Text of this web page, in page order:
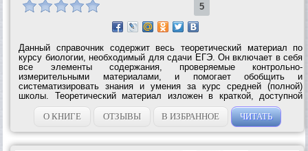
5
Данный справочник содержит весь теоретический материал по
курсу биологии, необходимый для сдачи ЕГЭ. Он включает в себя
все элементы содержания, проверяемые контрольно-
измерительными материалами, и помогает обобщить и
систематизировать знания и умения за курс средней (полной)
школы. Теоретический материал изложен в краткой, доступной
форме. Каждый раздел сопровождается примерами тестовых
заданий, позволяющими проверить свои...
О КНИГЕ ОТЗЫВЫ В ИЗБРАННОЕ ЧИТАТЬ